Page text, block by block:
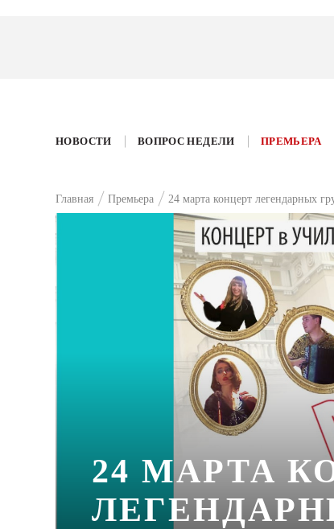
НОВОСТИ ВОПРОС НЕДЕЛИ ПРЕМЬЕРА
Главная Премьера 24 марта концерт легендарных
24 МАРТА